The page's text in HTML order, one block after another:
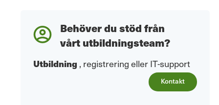
Behöver du stöd från
vårt utbildningsteam?
Utbildning , registrering eller IT-support
Kontakt